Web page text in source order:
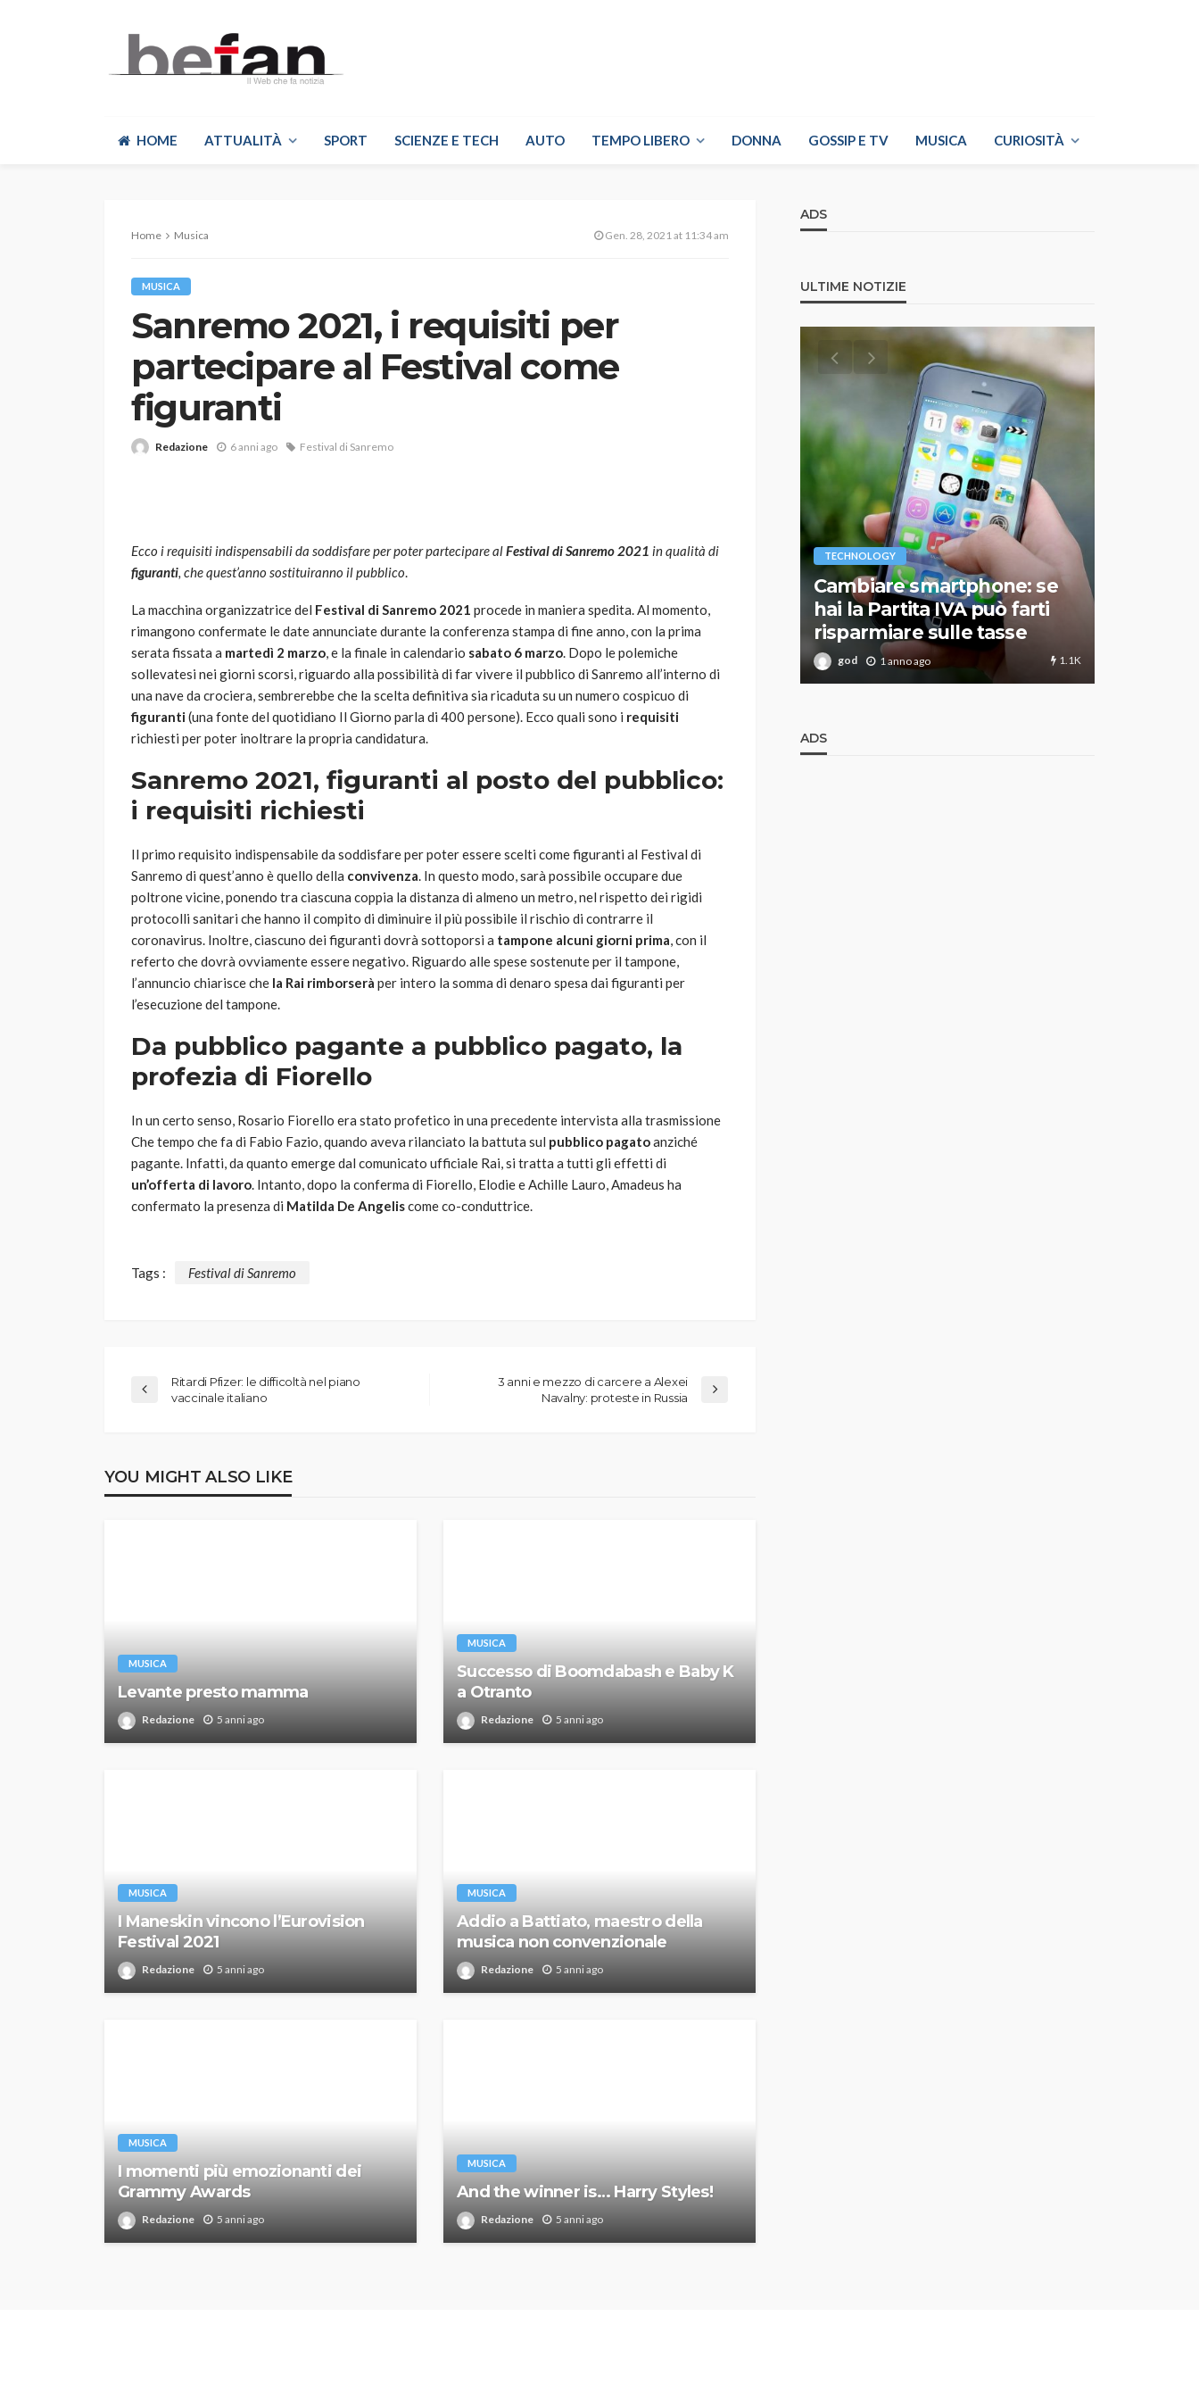
HOME ATTUALITÀ SPORT SCIENZE E TECH AUTO TEMPO LIBERO DONNA GOSSIP E TV MUSICA CURIOSITÀ
Home Musica Gen. 28, 2021 at 11:34 am
MUSICA
Sanremo 2021, i requisiti per
partecipare al Festival come
figuranti
Redazione 6 anni ago Festival di Sanremo
Ecco i requisiti indispensabili da soddisfare per poter partecipare alFestival di Sanremo 2021 in qualità di
figuranti, che quest’anno sostituiranno il pubblico.
La macchina organizzatrice del Festival di Sanremo 2021 procede in maniera spedita. Al momento,
rimangono confermate le date annunciate durante la conferenza stampa di fine anno, con la prima
serata fissata a martedì 2 marzo, e la finale in calendario sabato 6 marzo. Dopo le polemiche
sollevatesi nei giorni scorsi, riguardo alla possibilità di far vivere il pubblico di Sanremo all’interno di
una nave da crociera, sembrerebbe che la scelta definitiva sia ricaduta su un numero cospicuo di
figuranti(una fonte del quotidiano Il Giorno parla di 400 persone). Ecco quali sono i requisiti
richiesti per poter inoltrare la propria candidatura.
Sanremo 2021, figuranti al posto del pubblico:
i requisiti richiesti
Il primo requisito indispensabile da soddisfare per poter essere scelti come figuranti al Festival di
Sanremo di quest’anno è quello della convivenza. In questo modo, sarà possibile occupare due
poltrone vicine, ponendo tra ciascuna coppia la distanza di almeno un metro, nel rispetto dei rigidi
protocolli sanitari che hanno il compito di diminuire il più possibile il rischio di contrarre il
coronavirus. Inoltre, ciascuno dei figuranti dovrà sottoporsi a tampone alcuni giorni prima, con il
referto che dovrà ovviamente essere negativo. Riguardo alle spese sostenute per il tampone,
l’annuncio chiarisce che la Rai rimborserà per intero la somma di denaro spesa dai figuranti per
l’esecuzione del tampone.
Da pubblico pagante a pubblico pagato, la
profezia di Fiorello
In un certo senso, Rosario Fiorello era stato profetico in una precedente intervista alla trasmissione
Che tempo che fa di Fabio Fazio, quando aveva rilanciato la battuta sul pubblico pagatoanziché
pagante. Infatti, da quanto emerge dal comunicato ufficiale Rai, si tratta a tutti gli effetti di
un’offerta di lavoro. Intanto, dopo la conferma di Fiorello, Elodie e Achille Lauro, Amadeus ha
confermato la presenza di Matilda De Angeliscome co-conduttrice.
Tags : Festival di Sanremo
Ritardi Pfizer: le difficoltà nel piano
vaccinale italiano
3 anni e mezzo di carcere a Alexei
Navalny: proteste in Russia
YOU MIGHT ALSO LIKE
MUSICA
Levante presto mamma
Redazione 5 anni ago
MUSICA
Successo di Boomdabash e Baby K
a Otranto
Redazione 5 anni ago
MUSICA
I Maneskin vincono l’Eurovision
Festival 2021
Redazione 5 anni ago
MUSICA
Addio a Battiato, maestro della
musica non convenzionale
Redazione 5 anni ago
MUSICA
I momenti più emozionanti dei
Grammy Awards
Redazione 5 anni ago
MUSICA
And the winner is… Harry Styles!
Redazione 5 anni ago
ADS
ULTIME NOTIZIE
VARIE
Robot tagliaerba: quale
scegliere per il tuo prato
god 1 anno ago 785
Davis: tennis mondiale e
l’automobilismo
abbracciano la stessa causa
god 9 mesi ago
TECHNOLOGY
Cambiare smartphone: se
hai la Partita IVA può farti
risparmiare sulle tasse
god 1 anno ago 1.1K
ADS